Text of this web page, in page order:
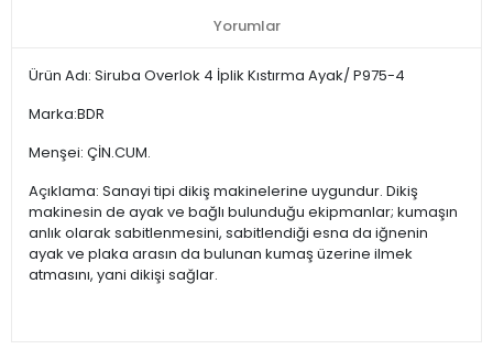
Yorumlar
Ürün Adı: Siruba Overlok 4 İplik Kıstırma Ayak/ P975-4
Marka:BDR
Menşei: ÇİN.CUM.
Açıklama: Sanayi tipi dikiş makinelerine uygundur. Dikiş
makinesin de ayak ve bağlı bulunduğu ekipmanlar; kumaşın
anlık olarak sabitlenmesini, sabitlendiği esna da iğnenin
ayak ve plaka arasın da bulunan kumaş üzerine ilmek
atmasını, yani dikişi sağlar.